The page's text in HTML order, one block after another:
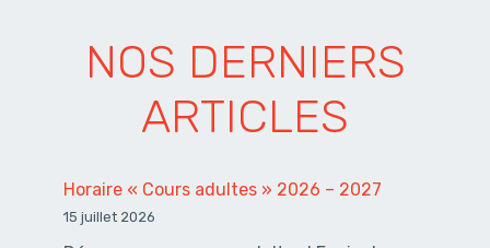
NOS DERNIERS
ARTICLES
Horaire « Cours adultes » 2026 – 2027
15 juillet 2026